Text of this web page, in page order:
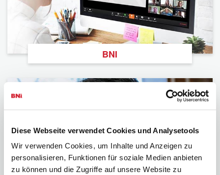
Diese Webseite verwendet Cookies und Analysetools
Wir verwenden Cookies, um Inhalte und Anzeigen zu
personalisieren, Funktionen für soziale Medien anbieten
zu können und die Zugriffe auf unsere Website zu
BNI